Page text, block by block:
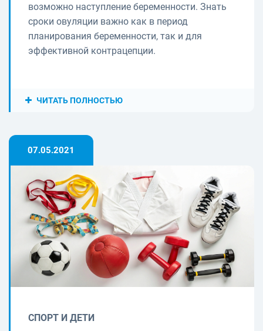
возможно наступление беременности. Знать
сроки овуляции важно как в период
планирования беременности, так и для
эффективной контрацепции.
ЧИТАТЬ ПОЛНОСТЬЮ
07.05.2021
СПОРТ И ДЕТИ